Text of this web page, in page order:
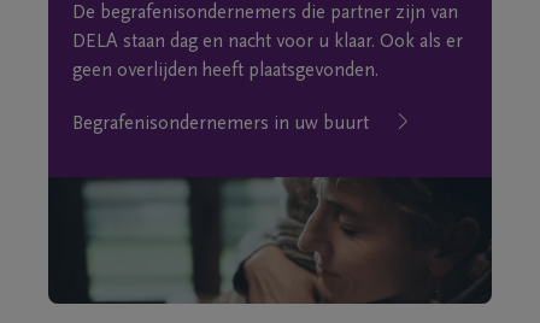
De begrafenisondernemers die partner zijn van
DELA staan dag en nacht voor u klaar. Ook als er
geen overlijden heeft plaatsgevonden.
Begrafenisondernemers in uw buurt